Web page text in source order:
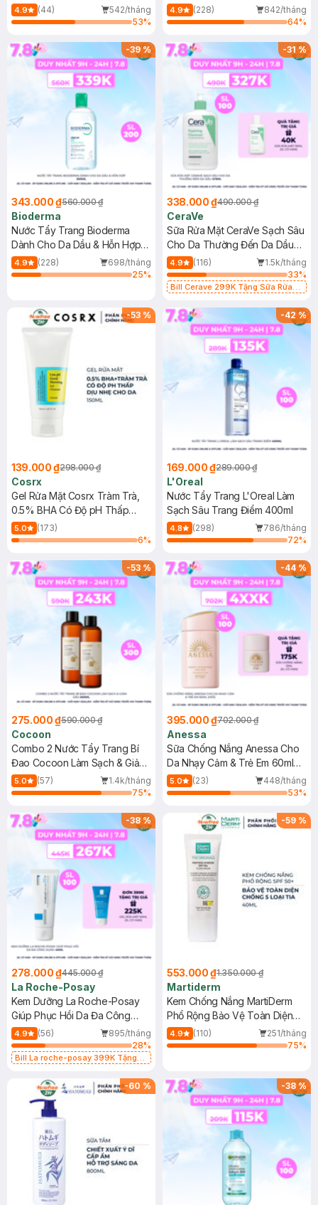
Mới)
4.9 (44)
542/tháng
53%
4.9 (228)
842/tháng
64%
-39%
343.000 ₫560.000 ₫
Bioderma
Nước Tẩy Trang Bioderma
Dành Cho Da Dầu & Hỗn Hợp
500ml
4.9 (228)
698/tháng
25%
-31%
338.000 ₫490.000 ₫
CeraVe
Sữa Rửa Mặt CeraVe Sạch Sâu
Cho Da Thường Đến Da Dầu
473ml
4.9 (116)
1.5k/tháng
33%
Bill Cerave 299K Tặng Sữa Rửa
-53 %
139.000 ₫298.000 ₫
Cosrx
Gel Rửa Mặt Cosrx Tràm Trà,
0.5% BHA Có Độ pH Thấp
150ml
5.0
(173)
6%
-42%
169.000 ₫289.000 ₫
L'Oreal
Nước Tẩy Trang L'Oreal Làm
Sạch Sâu Trang Điểm 400ml
4.8 (298)
786/tháng
72%
-53%
275.000 ₫590.000 ₫
Cocoon
Combo 2 Nước Tẩy Trang Bí
Đao Cocoon Làm Sạch & Giảm
Dầu 500ml
5.0 (57)
1.4k/tháng
75%
-44%
395.000 ₫702.000 ₫
Anessa
Sữa Chống Nắng Anessa Cho
Da Nhạy Cảm & Trẻ Em 60ml
(Mới)
5.0 (23)
448/tháng
53%
-38%
278.000 ₫445.000 ₫
La Roche-Posay
Kem Dưỡng La Roche-Posay
Giúp Phục Hồi Da Đa Công
Dụng 40ml
4.9 (56)
895/tháng
28%
Bill La roche-posay 399K Tặng
(SL có hạn)
-59 %
553.000 ₫1.350.000 ₫
Martiderm
Kem Chống Nắng MartiDerm
Phổ Rộng Bảo Vệ Toàn Diện
40ml
4.9 (110)
251/tháng
75%
-60 % -38%